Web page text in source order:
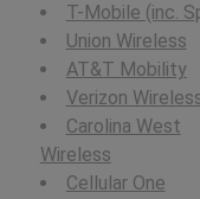
T-Mobile (inc.
Union Wireless
AT&T Mobility
Verizon
Carolina West
Wireless
Cellular One